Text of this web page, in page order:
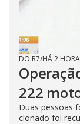
DO R7/HÁ 2
222
Duas pessoas
clonado foi